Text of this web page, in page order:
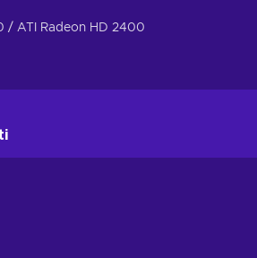
/ ATI Radeon HD 2400